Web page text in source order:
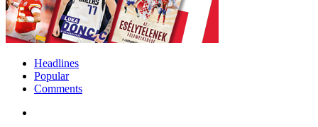
Headlines
Popular
Comments